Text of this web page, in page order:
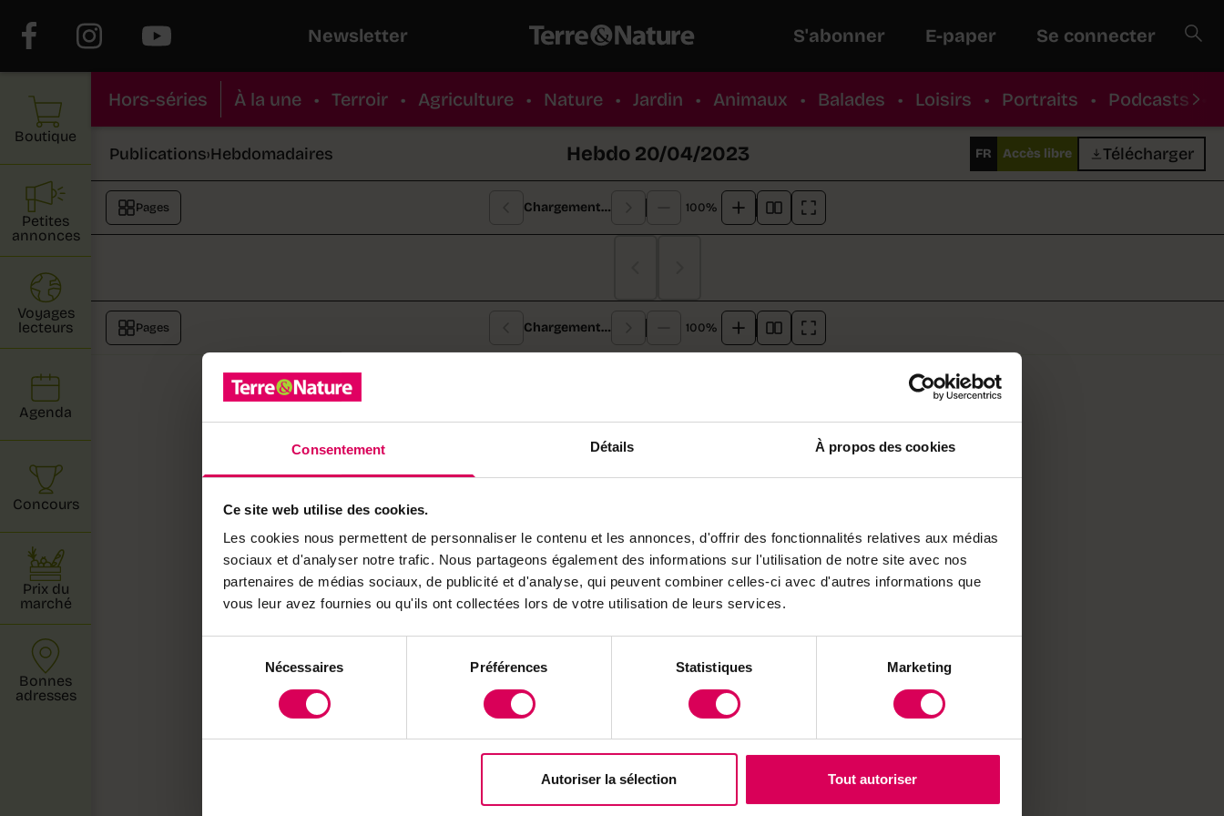
Consentement Détails À propos des cookies
Ce site web utilise des cookies.
Les cookies nous permettent de personnaliser le contenu et les annonces, d'offrir des fonctionnalités relatives aux médias
sociaux et d'analyser notre trafic. Nous partageons également des informations sur l'utilisation de notre site avec nos
partenaires de médias sociaux, de publicité et d'analyse, qui peuvent combiner celles-ci avec d'autres informations que
vous leur avez fournies ou qu'ils ont collectées lors de votre utilisation de leurs services.
consentement
Nécessaires Préférences Statistiques Marketing
Autoriser la sélection Tout autoriser
Newsletter S'abonner E-paper Se connecter
Hors-séries À la une • Terroir • Agriculture • Nature • Jardin • Animaux • Balades • Loisirs • Portraits • Podcasts
Publications›Hebdomadaires Hebdo 20/04/2023 FR Accès libre Télécharger
Chargement…
Pages 100%
Chargement…
Chargement…
Pages 100%
Au sommaire de cette semaine :
transforment les cheveux de salon en matériaux utiles : tapis absorbants, boudins
dépolluants et paillage pour les cultures. Les chalets suisses, aujourd'hui symboles
de l'authenticité nationale, ont en réalité été créés de toutes pièces pour forger
l'identité du pays, comme l'explique une nouvelle exposition de la Bibliothèque
nationale. À Troinex, un entrepreneur genevois redonne ses lettres de noblesse à
l'hydromel, cette boisson alcoolisée à base de miel, autrefois réservée aux dieux.
Ce numéro nous plonge dans les trésors cachés de la Romandie : des innovations
durables aux mythes identitaires, en passant par les saveurs oubliées qui reviennent
à la mode. Une invitation à redécouvrir ce que nous pensions connaître.
Bonne lecture !
Boutique
Petites
annonces
Voyages
lecteurs
Agenda
Concours
Prix du
marché
Bonnes
adresses